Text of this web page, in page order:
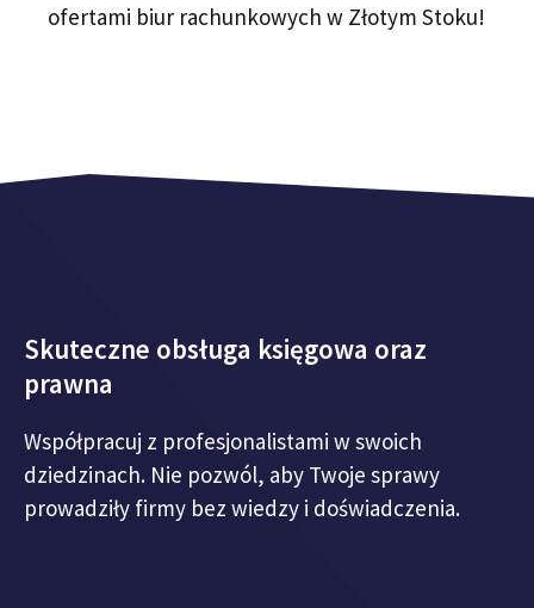
ofertami biur rachunkowych w Złotym Stoku!
Skuteczne obsługa księgowa oraz
prawna
Współpracuj z profesjonalistami w swoich
dziedzinach. Nie pozwól, aby Twoje sprawy
prowadziły firmy bez wiedzy i doświadczenia.